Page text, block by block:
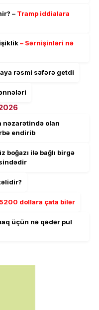
– Tramp iddialara
– Sərnişinləri nə
rəsmi səfərə getdi
nəzarətində olan
endirib
boğazı ilə bağlı birgə
5200 dollara çata bilər
üçün nə qədər pul